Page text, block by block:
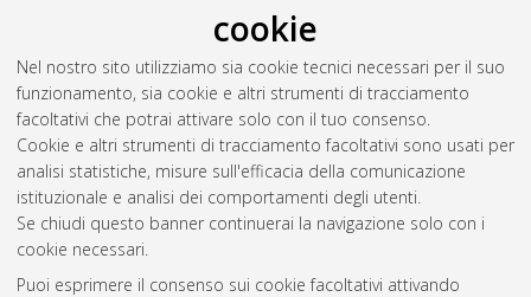
cookie
Nel nostro sito utilizziamo sia cookie tecnici necessari per il suo
funzionamento, sia cookie e altri strumenti di tracciamento
facoltativi che potrai attivare solo con il tuo consenso.
Cookie e altri strumenti di tracciamento facoltativi sono usati per
analisi statistiche, misure sull'efficacia della comunicazione
istituzionale e analisi dei comportamenti degli utenti.
Se chiudi questo banner continuerai la navigazione solo con i
cookie necessari.
Puoi esprimere il consenso sui cookie facoltativi attivando
Gestione del documento:
Atom